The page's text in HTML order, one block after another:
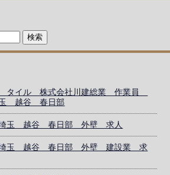
タイル 株式会社川建総業 作業員
越谷 春日部
埼玉 越谷 春日部 外壁 求人
埼玉 越谷 春日部 外壁 建設業 求